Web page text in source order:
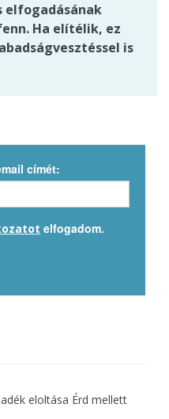
elfogadásának
Ha elítélik, ez
is
címét:
elfogadom.
eloltása Érd mellett